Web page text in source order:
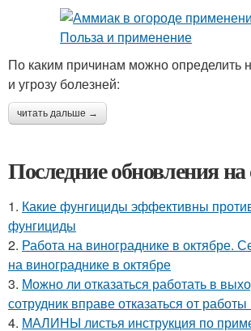
По каким причинам можно определить
и угрозу болезней:
читать дальше →
Последние обновления на
1. Какие фунгициды эффективны
фунгициды
2. Работа на винограднике в октябре.
на винограднике в октябре
3. Можно ли отказаться работать в
сотрудник вправе отказаться от
4. МАЛИНЫ листья инструкция по